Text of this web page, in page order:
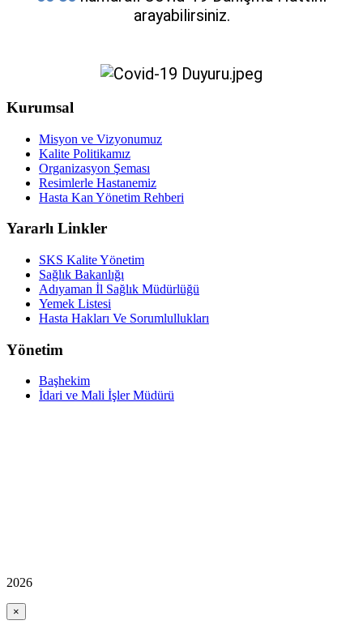
arayabilirsiniz.
Kurumsal
Misyon ve Vizyonumuz
Kalite Politikamız
Organizasyon Şeması
Resimlerle Hastanemiz
Hasta Kan Yönetim Rehberi
Yararlı Linkler
SKS Kalite Yönetim
Sağlık Bakanlığı
Adıyaman İl Sağlık Müdürlüğü
Yemek Listesi
Hasta Hakları Ve Sorumlullukları
Yönetim
Başhekim
İdari ve Mali İşler Müdürü
2026
×